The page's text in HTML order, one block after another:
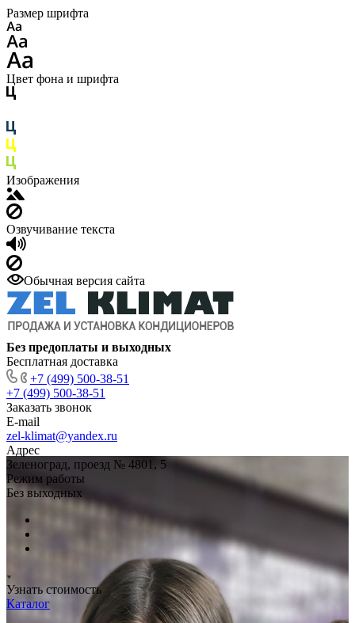
Размер шрифта
Цвет фона и шрифта
Изображения
Озвучивание текста
Обычная версия сайта
Без предоплаты и выходных
Бесплатная доставка
+7 (499) 500-38-51
+7 (499) 500-38-51
Заказать звонок
E-mail
zel-klimat@yandex.ru
Адрес
Зеленоград, проезд № 4801, 5
Режим работы
Без выходных
Узнать стоимость
Каталог